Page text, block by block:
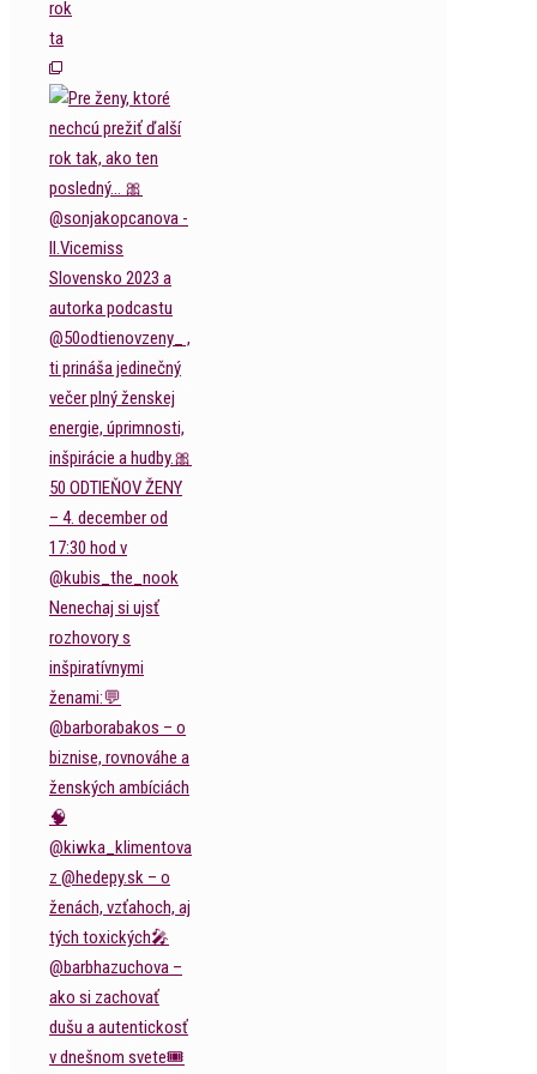
rok
ta